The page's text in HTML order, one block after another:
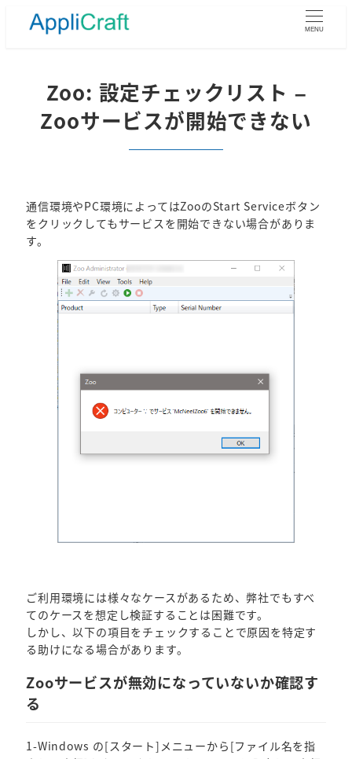
MENU
Zoo: 設定チェックリスト –
Zooサービスが開始できない
通信環境やPC環境によってはZooのStart Serviceボタン
をクリックしてもサービスを開始できない場合がありま
す。
ご利用環境には様々なケースがあるため、弊社でもすべ
てのケースを想定し検証することは困難です。
しかし、以下の項目をチェックすることで原因を特定す
る助けになる場合があります。
Zooサービスが無効になっていないか確認す
る
1-Windows の[スタート]メニューから[ファイル名を指